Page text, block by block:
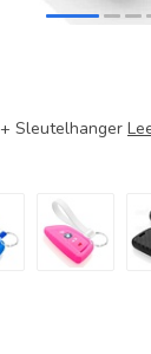
Sleutelhanger